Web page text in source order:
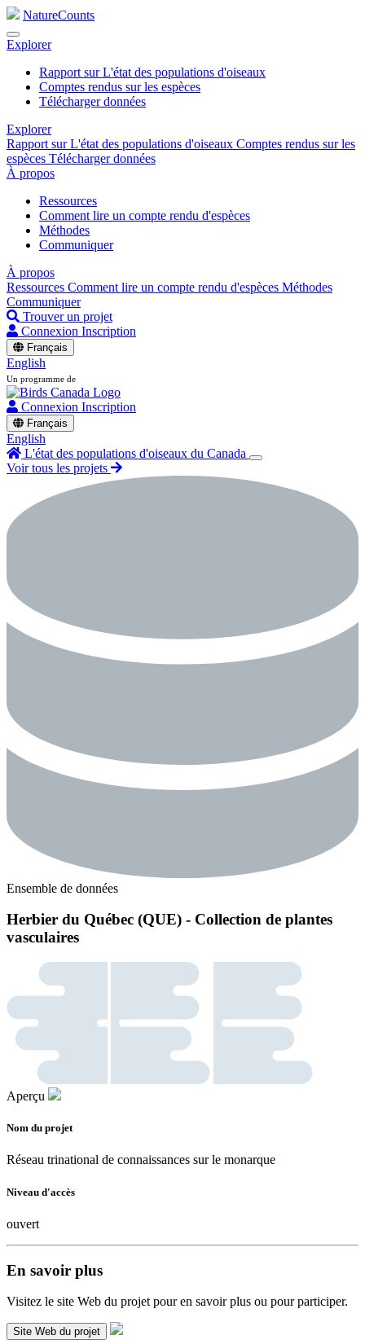
NatureCounts
Explorer
Rapport sur L'état des populations d'oiseaux
Comptes rendus sur les espèces
Télécharger données
Explorer
Rapport sur L'état des populations d'oiseaux Comptes rendus sur les
espèces Télécharger données
À propos
Ressources
Comment lire un compte rendu d'espèces
Méthodes
Communiquer
À propos
Ressources Comment lire un compte rendu d'espèces Méthodes
Communiquer
Trouver un projet
Connexion Inscription
Français
English
Un programme de
Connexion Inscription
Français
English
L'état des populations d'oiseaux du Canada
Voir tous les projets
Ensemble de données
Herbier du Québec (QUE) - Collection de plantes
vasculaires
Aperçu
Nom du projet
Réseau trinational de connaissances sur le monarque
Niveau d'accès
ouvert
En savoir plus
Visitez le site Web du projet pour en savoir plus ou pour participer.
Site Web du projet